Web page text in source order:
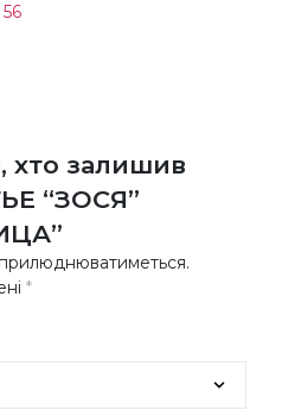
56
хто залишив
“ЗОСЯ”
*